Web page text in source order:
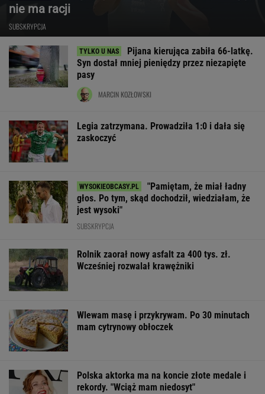
nie ma racji
SUBSKRYPCJA
Pijana kierująca zabiła 66-latkę.
Syn dostał mniej pieniędzy przez niezapięte
pasy
MARCIN KOZŁOWSKI
Legia zatrzymana. Prowadziła 1:0 i dała się
zaskoczyć
"Pamiętam, że miał ładny
głos. Po tym, skąd dochodził, wiedziałam, że
jest wysoki"
SUBSKRYPCJA
Rolnik zaorał nowy asfalt za 400 tys. zł.
Wcześniej rozwalał krawężniki
Wlewam masę i przykrywam. Po 30 minutach
mam cytrynowy obłoczek
Polska aktorka ma na koncie złote medale i
rekordy. "Wciąż mam niedosyt"